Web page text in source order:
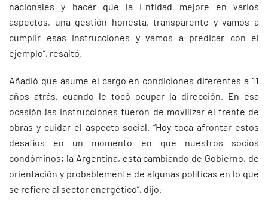
nacionales y hacer que la Entidad mejore en varios
aspectos, una gestión honesta, transparente y vamos a
cumplir esas instrucciones y vamos a predicar con el
ejemplo”, resaltó.
Añadió que asume el cargo en condiciones diferentes a 11
años atrás, cuando le tocó ocupar la dirección. En esa
ocasión las instrucciones fueron de movilizar el frente de
obras y cuidar el aspecto social. “Hoy toca afrontar estos
desafíos en un momento en que nuestros socios
condóminos; la Argentina, está cambiando de Gobierno, de
orientación y probablemente de algunas políticas en lo que
se refiere al sector energético”, dijo.